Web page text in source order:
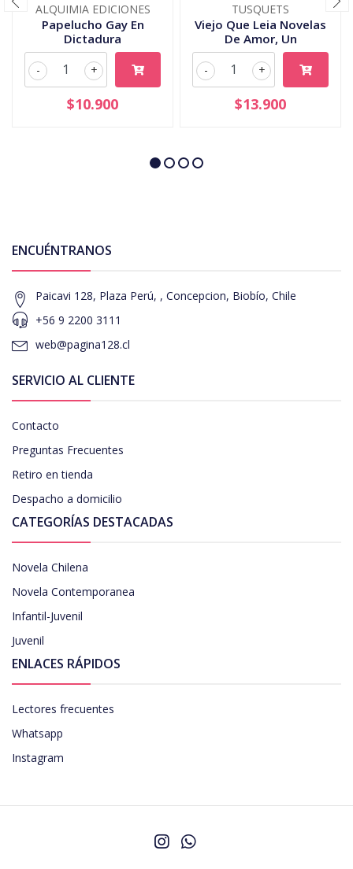
ALQUIMIA EDICIONES
Papelucho Gay En
Dictadura
+
-
$10.900
TUSQUETS
Viejo Que Leia Novelas
De Amor, Un
+
-
$13.900
ENCUÉNTRANOS
Paicavi 128, Plaza Perú, , Concepcion, Biobío, Chile
+56 9 2200 3111
web@pagina128.cl
SERVICIO AL CLIENTE
Contacto
Preguntas Frecuentes
Retiro en tienda
Despacho a domicilio
CATEGORÍAS DESTACADAS
Novela Chilena
Novela Contemporanea
Infantil-Juvenil
Juvenil
ENLACES RÁPIDOS
Lectores frecuentes
Whatsapp
Instagram